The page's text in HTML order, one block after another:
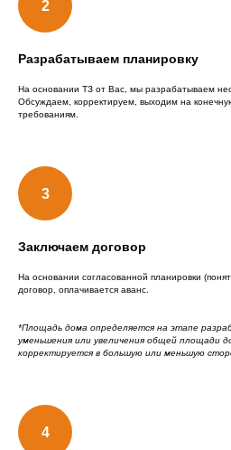
Разрабатываем планировку
На основании ТЗ от Вас, мы разрабатываем
Обсуждаем, корректируем, выходим на
требованиям.
Заключаем договор
На основании согласованной планировки
договор, оплачивается аванс.
*Площадь дома определяется на этапе
уменьшения или увеличения общей площади
корректируется в большую или меньшую